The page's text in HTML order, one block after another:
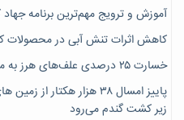
آموزش و ترویج مهم‌ترین برنامه
کاهش اثرات تنش آبی در محصولات
خسارت ۲۵ درصدی علف‌های هرز به محصولات کشاورزی
پاییز امسال ۳۸ هزار
زیر کشت گندم می‌رود